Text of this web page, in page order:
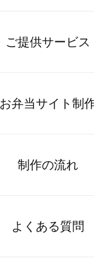
ご提供サービス
お弁当サイト制
制作の流れ
よくある質問